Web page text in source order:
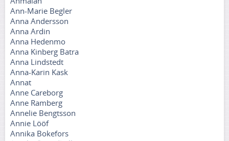
Ann-Marie Begler
Anna Andersson
Anna Ardin
Anna Hedenmo
Anna Kinberg Batra
Anna Lindstedt
Anna-Karin Kask
Annat
Anne Careborg
Anne Ramberg
Annelie Bengtsson
Annie Lööf
Annika Bokefors